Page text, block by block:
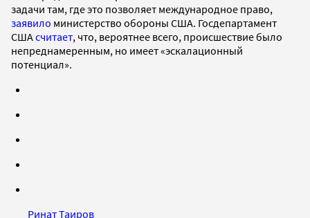
задачи там, где это позволяет международное право,
заявило министерство обороны США. Госдепартамент
СШАсчитает, что, вероятнее всего, происшествие было
непреднамеренным, но имеет «эскалационный
потенциал».
Ринат Таиров